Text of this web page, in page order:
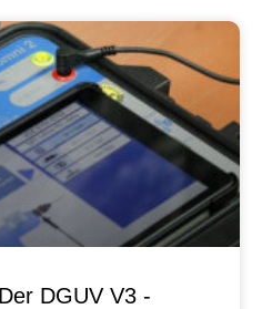
DGUV V3 -